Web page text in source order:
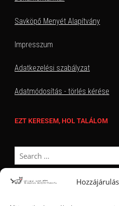
Savköpő Menyét Alapítvány
Impresszum
Adatkezelési szabályzat
Adatmódosítás - törlés kérése
EZT KERESEM, HOL TALÁLOM